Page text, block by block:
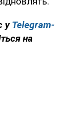
у Telegram-
на